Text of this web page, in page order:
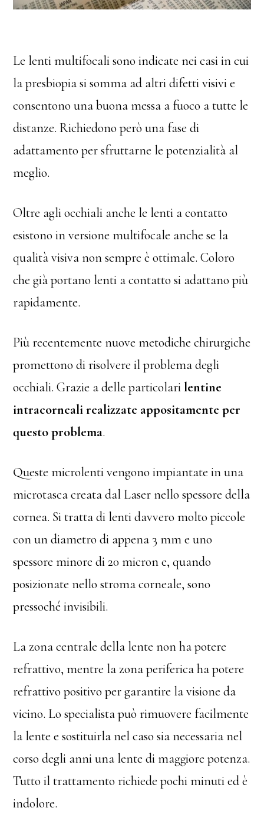
Le lenti multifocali sono indicate nei casi in cui
la presbiopia si somma ad altri difetti visivi e
consentono una buona messa a fuoco a tutte le
distanze. Richiedono però una fase di
adattamento per sfruttarne le potenzialità al
meglio.
Oltre agli occhiali anche le lenti a contatto
esistono in versione multifocale anche se la
qualità visiva non sempre è ottimale. Coloro
che già portano lenti a contatto si adattano più
rapidamente.
Più recentemente nuove metodiche chirurgiche
promettono di risolvere il problema degli
occhiali. Grazie a delle particolarilentine
intracorneali realizzate appositamente per
questo problema.
Queste microlenti vengono impiantate in una
microtasca creata dal Laser nello spessore della
cornea. Si tratta di lenti davvero molto piccole
con un diametro di appena 3 mm e uno
spessore minore di 20 micron e, quando
posizionate nello stroma corneale, sono
pressoché invisibili.
La zona centrale della lente non ha potere
refrattivo, mentre la zona periferica ha potere
refrattivo positivo per garantire la visione da
vicino. Lo specialista può rimuovere facilmente
la lente e sostituirla nel caso sia necessaria nel
corso degli anni una lente di maggiore potenza.
Tutto il trattamento richiede pochi minuti ed è
indolore.